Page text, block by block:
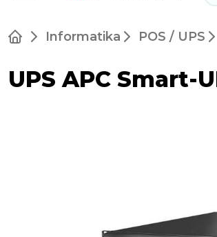
Informatika POS / UPS
UPS APC Smart-